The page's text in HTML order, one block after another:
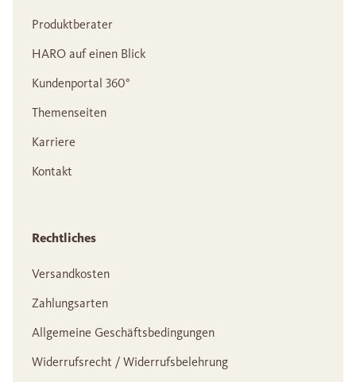
Produktberater
HARO auf einen Blick
Kundenportal 360°
Themenseiten
Karriere
Kontakt
Rechtliches
Versandkosten
Zahlungsarten
Allgemeine Geschäftsbedingungen
Widerrufsrecht / Widerrufsbelehrung